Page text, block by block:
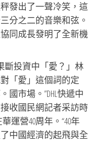
發出了一聲冷笑，這
分之二的音樂和弦。
同成長發明了全新機
斷投資中「愛？」林
「愛」這個詞的定
國市場。”DHL快遞中
收國民網記者采訪時
運營40周年。“40年
中國經濟的起飛與全